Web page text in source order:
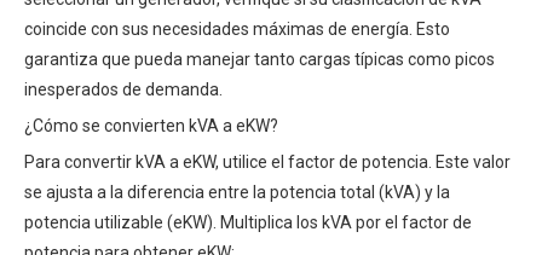
coincide con sus necesidades máximas de energía. Esto
garantiza que pueda manejar tanto cargas típicas como picos
inesperados de demanda.
¿Cómo se convierten kVA a eKW?
Para convertir kVA a eKW, utilice el factor de potencia. Este valor
se ajusta a la diferencia entre la potencia total (kVA) y la
potencia utilizable (eKW). Multiplica los kVA por el factor de